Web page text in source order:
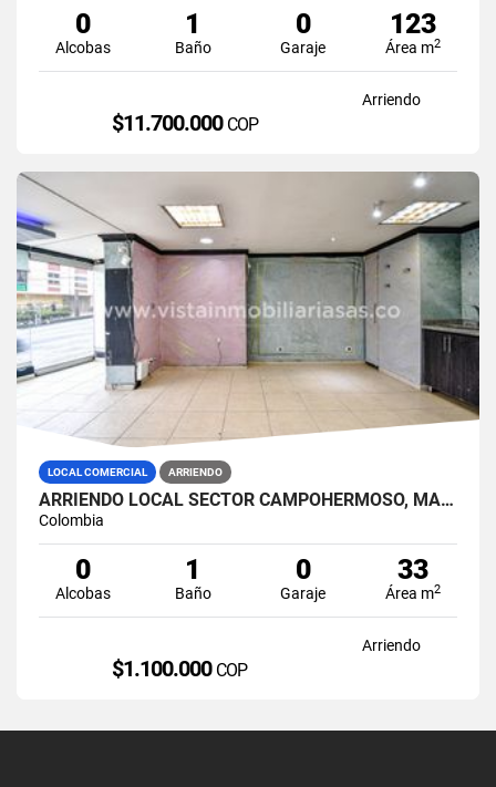
0
Alcobas
1
Baño
0
Garaje
123
Área m2
Arriendo
$11.700.000 COP
LOCAL COMERCIAL ARRIENDO
ARRIENDO LOCAL SECTOR CAMPOHERMOSO, MANIZALES
Colombia
0
Alcobas
1
Baño
0
Garaje
33
Área m2
Arriendo
$1.100.000 COP